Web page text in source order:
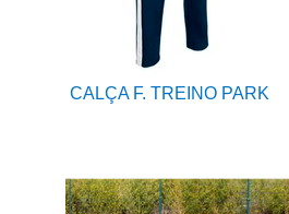
CALÇA F. TREINO PARK